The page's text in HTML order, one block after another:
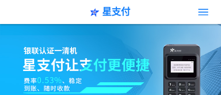
星支付